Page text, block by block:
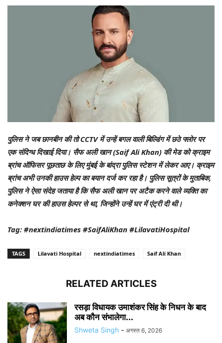
पुलिस ने जब छानबीन की तो CCTV में उन्हें बगल वाली बिल्डिंग में छठे फ्लोर पर
एक संदिग्ध दिखाई दिया। सैफ अली खान (Saif Ali Khan) की मेड को क्राइम
ब्रांच ऑफिसर पूछताछ के लिए मुंबई के बांद्रा पुलिस स्टेशन में लेकर आए। क्राइम
ब्रांच अभी उनकी हाउस हेल्प का बयान दर्ज कर रहा है। पुलिस सूत्रों के मुताबिक,
पुलिस ने ऐसा संदेह जताया है कि सैफ अली खान पर अटैक करने वाले व्यक्ति का
कनेक्शन घर की हाउस हेल्पर से था, जिन्होंने उन्हें घर में एंट्री दी थी।
Tag: #nextindiatimes #SaifAliKhan #LilavatiHospital
TAGS Lilavati Hospital nextindiatimes Saif Ali Khan
RELATED ARTICLES
रसड़ा विधायक उमाशंकर सिंह के निधन के बाद
अब कौन संभालेगा...
Shweta Singh - अगस्त 6, 2026